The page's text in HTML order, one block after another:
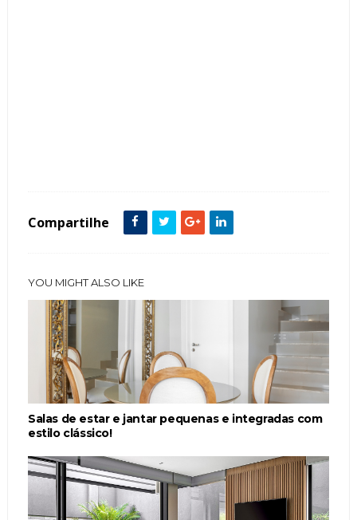
Compartilhe
YOU MIGHT ALSO LIKE
Salas de estar e jantar pequenas e integradas com
estilo clássico!